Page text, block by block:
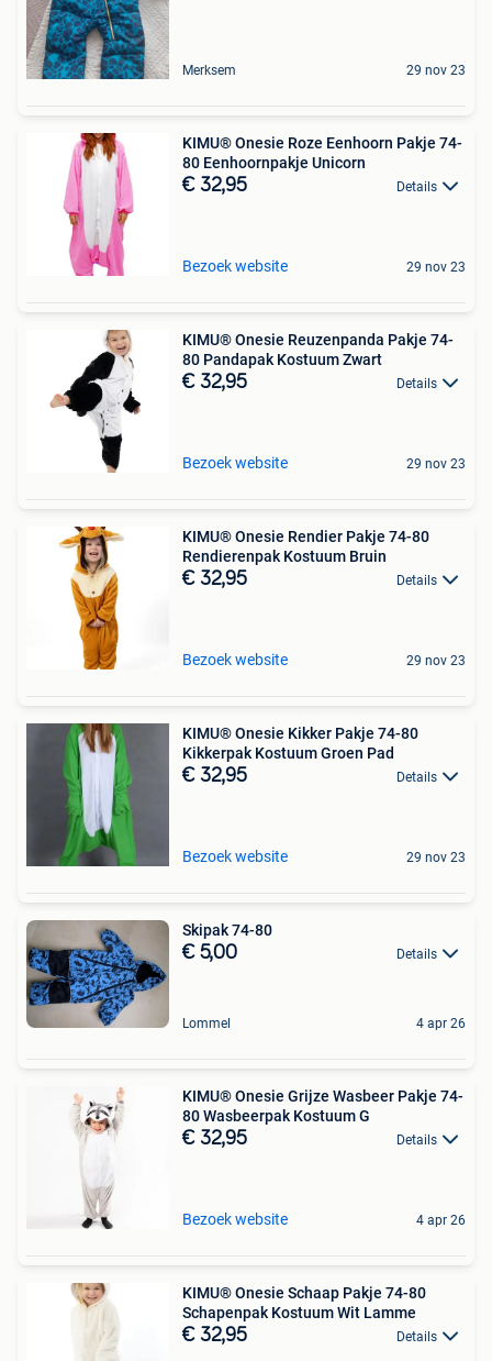
Merksem 29 nov 23
KIMU® Onesie Roze Eenhoorn Pakje 74-
80 Eenhoornpakje Unicorn
€ 32,95 Details
Bezoek website 29 nov 23
KIMU® Onesie Reuzenpanda Pakje 74-
80 Pandapak Kostuum Zwart
€ 32,95 Details
Bezoek website 29 nov 23
KIMU® Onesie Rendier Pakje 74-80
Rendierenpak Kostuum Bruin
€ 32,95 Details
Bezoek website 29 nov 23
KIMU® Onesie Kikker Pakje 74-80
Kikkerpak Kostuum Groen Pad
€ 32,95 Details
Bezoek website 29 nov 23
Skipak 74-80
€ 5,00 Details
Lommel 4 apr 26
KIMU® Onesie Grijze Wasbeer Pakje 74-
80 Wasbeerpak Kostuum G
€ 32,95 Details
Bezoek website 4 apr 26
KIMU® Onesie Schaap Pakje 74-80
Schapenpak Kostuum Wit Lamme
€ 32,95 Details